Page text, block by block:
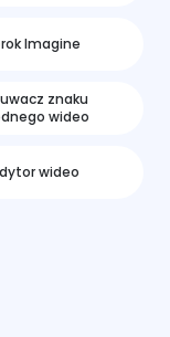
Imagine
znaku
wideo
wideo